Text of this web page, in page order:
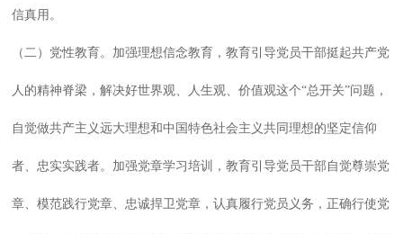
信真用。
（二）党性教育。加强理想信念教育，教育引导党员干部挺起共产党
人的精神脊梁，解决好世界观、人生观、价值观这个“总开关”问题，
自觉做共产主义远大理想和中国特色社会主义共同理想的坚定信仰
者、忠实实践者。加强党章学习培训，教育引导党员干部自觉尊崇党
章、模范践行党章、忠诚捍卫党章，认真履行党员义务，正确行使党